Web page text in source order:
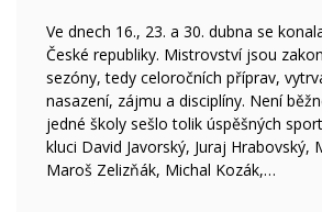
Ve dnech 16., 23. a 30. dubna se
České republiky. Mistrovství jsou
sezóny, tedy celoročních příprav,
nasazení, zájmu a disciplíny. Není
jedné školy sešlo tolik úspěšných
kluci David Javorský, Juraj Hrabovský,
Maroš Zelizňák, Michal Kozák,…